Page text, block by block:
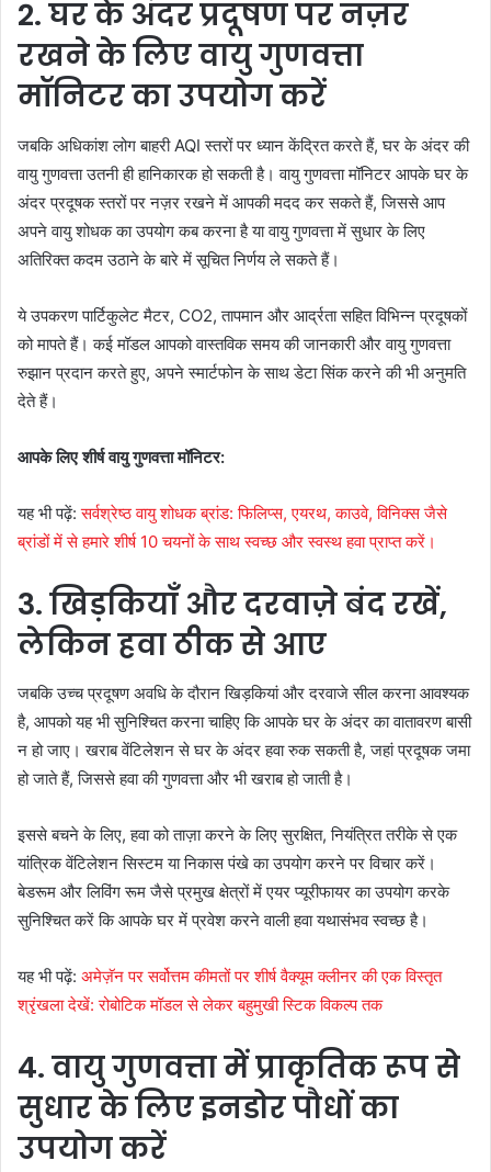
2. घर के अंदर प्रदूषण पर नज़र
रखने के लिए वायु गुणवत्ता
मॉनिटर का उपयोग करें
जबकि अधिकांश लोग बाहरी AQI स्तरों पर ध्यान केंद्रित करते हैं, घर के अंदर की
वायु गुणवत्ता उतनी ही हानिकारक हो सकती है। वायु गुणवत्ता मॉनिटर आपके घर के
अंदर प्रदूषक स्तरों पर नज़र रखने में आपकी मदद कर सकते हैं, जिससे आप
अपने वायु शोधक का उपयोग कब करना है या वायु गुणवत्ता में सुधार के लिए
अतिरिक्त कदम उठाने के बारे में सूचित निर्णय ले सकते हैं।
ये उपकरण पार्टिकुलेट मैटर, CO2, तापमान और आर्द्रता सहित विभिन्न प्रदूषकों
को मापते हैं। कई मॉडल आपको वास्तविक समय की जानकारी और वायु गुणवत्ता
रुझान प्रदान करते हुए, अपने स्मार्टफोन के साथ डेटा सिंक करने की भी अनुमति
देते हैं।
आपके लिए शीर्ष वायु गुणवत्ता मॉनिटर:
यह भी पढ़ें:सर्वश्रेष्ठ वायु शोधक ब्रांड: फिलिप्स, एयरथ, काउवे, विनिक्स जैसे
ब्रांडों में से हमारे शीर्ष 10 चयनों के साथ स्वच्छ और स्वस्थ हवा प्राप्त करें।
3. खिड़कियाँ और दरवाज़े बंद रखें,
लेकिन हवा ठीक से आए
जबकि उच्च प्रदूषण अवधि के दौरान खिड़कियां और दरवाजे सील करना आवश्यक
है, आपको यह भी सुनिश्चित करना चाहिए कि आपके घर के अंदर का वातावरण बासी
न हो जाए। खराब वेंटिलेशन से घर के अंदर हवा रुक सकती है, जहां प्रदूषक जमा
हो जाते हैं, जिससे हवा की गुणवत्ता और भी खराब हो जाती है।
इससे बचने के लिए, हवा को ताज़ा करने के लिए सुरक्षित, नियंत्रित तरीके से एक
यांत्रिक वेंटिलेशन सिस्टम या निकास पंखे का उपयोग करने पर विचार करें।
बेडरूम और लिविंग रूम जैसे प्रमुख क्षेत्रों में एयर प्यूरीफायर का उपयोग करके
सुनिश्चित करें कि आपके घर में प्रवेश करने वाली हवा यथासंभव स्वच्छ है।
यह भी पढ़ें: अमेज़ॅन पर सर्वोत्तम कीमतों पर शीर्ष वैक्यूम क्लीनर की एक विस्तृत
श्रृंखला देखें: रोबोटिक मॉडल से लेकर बहुमुखी स्टिक विकल्प तक
4. वायु गुणवत्ता में प्राकृतिक रूप से
सुधार के लिए इनडोर पौधों का
उपयोग करें